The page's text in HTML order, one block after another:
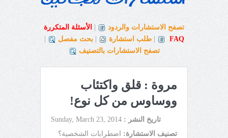
تصفح الاستشارات والردود
الأسئلة المتكررة
FAQ
طلب استشارة بحث مفصل
تصفح الاستشارات بالتصنيف
مروة : قلق واكتئاب
ووساوس من كل نوع!
تاريخ النشر : Sunday, March 23, 2014
تصنيف الاستشارة:
اضطرابات الشخصية؟